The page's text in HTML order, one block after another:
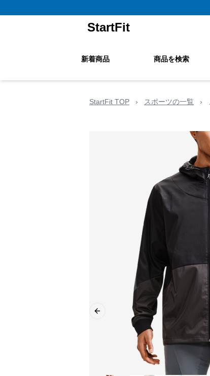
StartFit
新着商品 商品を検索
StartFit TOP › スポーツの一覧 ›
Previous slide